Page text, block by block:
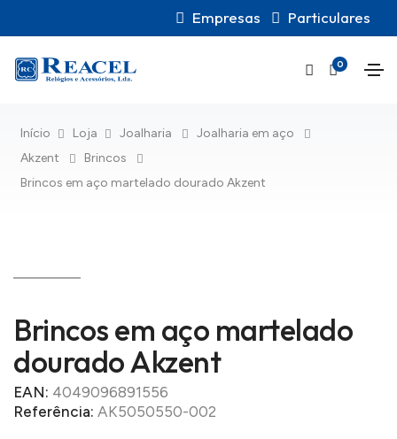
Empresas Particulares
0
Início Loja Joalharia
Joalharia em aço
Akzent
Brincos
Brincos em aço martelado dourado Akzent
Brincos em aço martelado
dourado Akzent
EAN: 4049096891556
Referência: AK5050550-002